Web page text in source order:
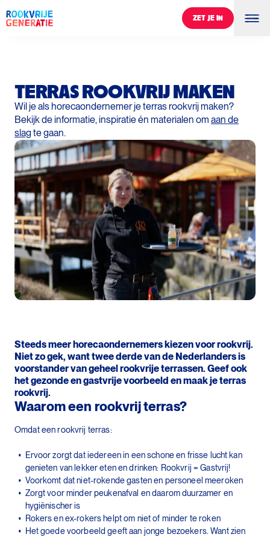
ZET JE IN
ZET JE IN
TERRAS ROOKVRIJ MAKEN
Wil je als horecaondernemer je terras rookvrij maken?
Bekijk de informatie, inspiratie én materialen om aan de
slag te gaan.
Steeds meer horecaondernemers kiezen voor rookvrij.
Niet zo gek, want twee derde van de Nederlanders is
voorstander van geheel rookvrije terrassen. Geef ook
het gezonde en gastvrije voorbeeld en maak je terras
rookvrij.
Waarom een rookvrij terras?
Omdat een rookvrij terras:
Ervoor zorgt dat iedereen in een schone en frisse lucht kan
genieten van lekker eten en drinken: Rookvrij = Gastvrij!
Voorkomt dat niet-rokende gasten en personeel meeroken
Zorgt voor minder peukenafval en daarom duurzamer en
hygiënischer is
Rokers en ex-rokers helpt om niet of minder te roken
Het goede voorbeeld geeft aan jonge bezoekers. Want zien